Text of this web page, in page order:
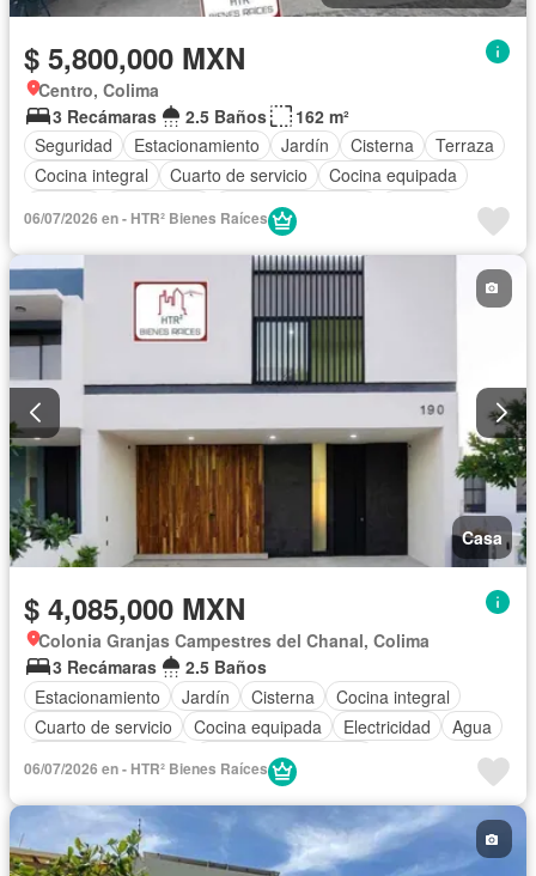
$ 5,800,000 MXN
Centro, Colima
3 Recámaras
2.5 Baños
162 m²
Seguridad
Estacionamiento Jardín Cisterna
Terraza
Cocina integral
Cuarto de servicio
Cocina equipada
Aire acondicionado
Televisión por cable
Zonas verdes
Caseta de vigilancia
Recámara con closet
Despacho
Wifi Permite niños
Completamente amueblado
06/07/2026 en - HTR² Bienes Raíces
Casa
$ 4,085,000 MXN
Colonia Granjas Campestres del Chanal, Colima
3 Recámaras
2.5 Baños
Estacionamiento
Jardín Cisterna
Cocina integral
Cuarto de servicio
Cocina equipada Electricidad
Agua
Recámara con closet
Permite niños
Sin amueblar
06/07/2026 en - HTR² Bienes Raíces